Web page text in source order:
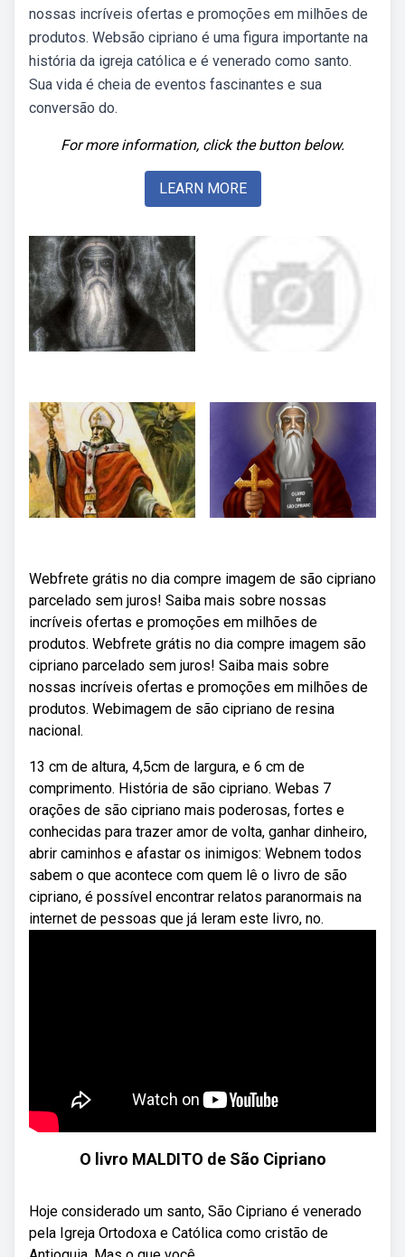
nossas incríveis ofertas e promoções em milhões de
produtos. Websão cipriano é uma figura importante na
história da igreja católica e é venerado como santo.
Sua vida é cheia de eventos fascinantes e sua
conversão do.
For more information, click the button below.
LEARN MORE
Webfrete grátis no dia compre imagem de são cipriano
parcelado sem juros! Saiba mais sobre nossas
incríveis ofertas e promoções em milhões de
produtos. Webfrete grátis no dia compre imagem são
cipriano parcelado sem juros! Saiba mais sobre
nossas incríveis ofertas e promoções em milhões de
produtos. Webimagem de são cipriano de resina
nacional.
13 cm de altura, 4,5cm de largura, e 6 cm de
comprimento. História de são cipriano. Webas 7
orações de são cipriano mais poderosas, fortes e
conhecidas para trazer amor de volta, ganhar dinheiro,
abrir caminhos e afastar os inimigos: Webnem todos
sabem o que acontece com quem lê o livro de são
cipriano, é possível encontrar relatos paranormais na
internet de pessoas que já leram este livro, no.
O livro MALDITO de São Cipriano
Hoje considerado um santo, São Cipriano é venerado
pela Igreja Ortodoxa e Católica como cristão de